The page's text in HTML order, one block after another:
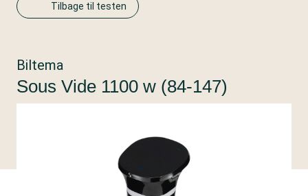
Tilbage til testen
Biltema
Sous Vide 1100 w (84-147)